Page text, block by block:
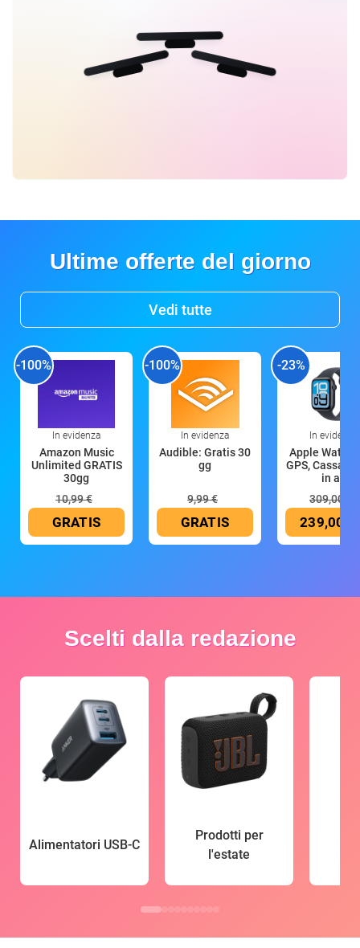
Ultime offerte del giorno
Vedi tutte
-100%
In evidenza
Amazon Music
Unlimited GRATIS
30gg
10,99 €
GRATIS
-100%
In evidenza
Audible: Gratis 30
gg
9,99 €
GRATIS
-23%
In evidenza
Apple Watch
GPS, Cassa
in all
309,00 €
239,00 €
Scelti dalla redazione
Alimentatori USB-C
Prodotti per
l'estate